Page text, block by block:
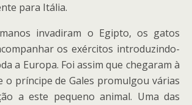
para Itália.
invadiram o Egipto, os gatos
os exércitos introduzindo-
a Europa. Foi assim que chegaram à
o príncipe de Gales promulgou várias
a este pequeno animal. Uma das